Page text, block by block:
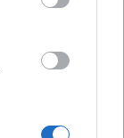
ahol a
erősítése kerül a